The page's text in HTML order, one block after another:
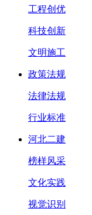
工程创优
科技创新
文明施工
政策法规
法律法规
行业标准
河北二建
榜样风采
文化实践
视觉识别